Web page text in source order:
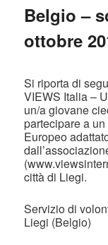
Belgio –
ottobre
Si riporta di
VIEWS Italia –
un/a giovane
partecipare a
Europeo
città di Liegi.
Servizio di
Liegi (Belgio)